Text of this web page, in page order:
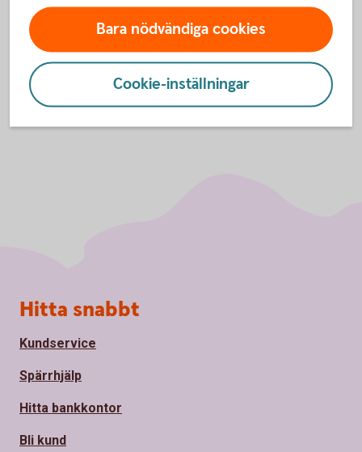
Telefon
010-263 1707
Bara nödvändiga cookies
Cookie-inställningar
Sidfot
Hitta snabbt
Kundservice
Spärrhjälp
Hitta bankkontor
Bli kund